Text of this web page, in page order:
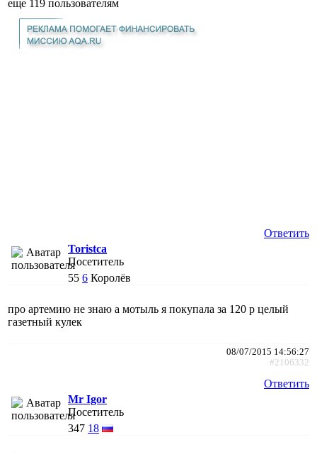
еще 119 пользователям
Ответить
Toristca
Посетитель
55 6 Королёв
про артемию не знаю а мотыль я покупала за 120 р целый
газетный кулек
08/07/2015 14:56:27
#2106332
Ответить
Mr Igor
Посетитель
347 18